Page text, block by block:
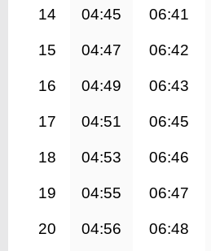
14 04:45 06:41
15 04:47 06:42
16 04:49 06:43
17 04:51 06:45
18 04:53 06:46
19 04:55 06:47
20 04:56 06:48